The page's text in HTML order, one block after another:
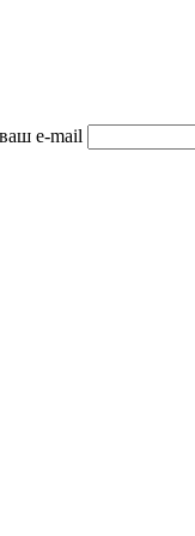
e-mail